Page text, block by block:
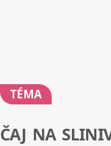
TÉMA
ČAJ NA